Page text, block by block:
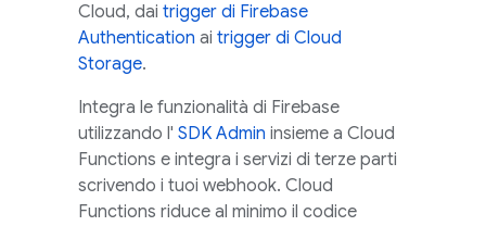
Cloud, dai trigger di Firebase
Authentication ai trigger di Cloud
Storage.
Integra le funzionalità di Firebase
utilizzando l' SDK Admin insieme a Cloud
Functions e integra i servizi di terze parti
scrivendo i tuoi webhook. Cloud
Functions riduce al minimo il codice